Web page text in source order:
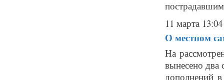
11 марта 13:04
О местном
На
вынесено два
дополнений